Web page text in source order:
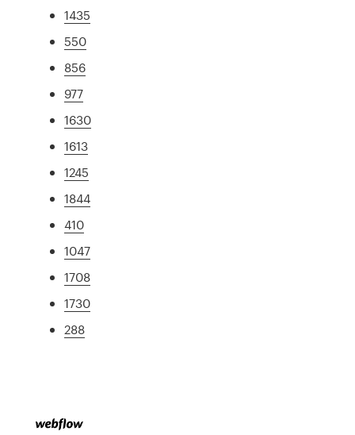
1435
550
856
977
1630
1613
1245
1844
410
1047
1708
1730
288